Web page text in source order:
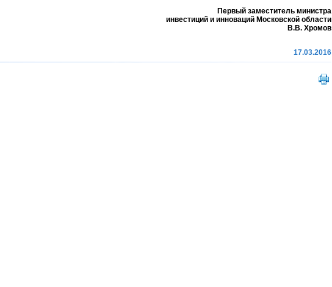
Первый заместитель министра
инвестиций и инноваций Московской области
В.В. Хромов
17.03.2016